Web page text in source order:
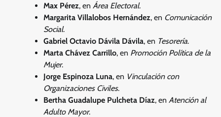
Max Pérez, en Área Electoral.
Margarita Villalobos Hernández, en Comunicación
Social.
Gabriel Octavio Dávila Dávila, en Tesorería.
Marta Chávez Carrillo, en Promoción Política de la
Mujer.
Jorge Espinoza Luna, en Vinculación con
Organizaciones Civiles.
Bertha Guadalupe Pulcheta Díaz, en Atención al
Adulto Mayor.